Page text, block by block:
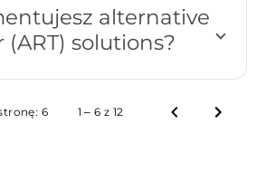
alternative
(ART) solutions?
6 1 – 6 z 12